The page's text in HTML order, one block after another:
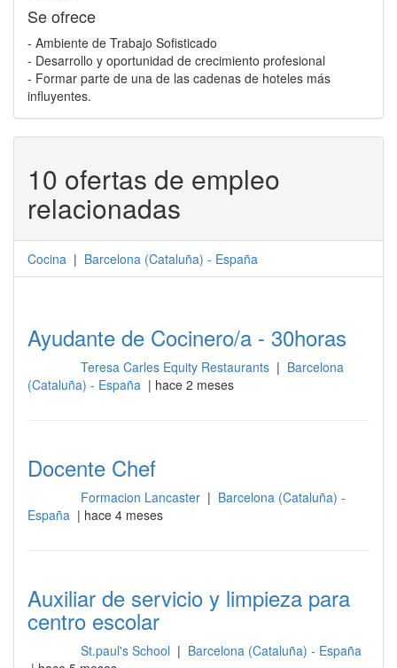
Se ofrece
- Ambiente de Trabajo Sofisticado
- Desarrollo y oportunidad de crecimiento profesional
- Formar parte de una de las cadenas de hoteles más
influyentes.
10 ofertas de empleo
relacionadas
Cocina | Barcelona (Cataluña) - España
Ayudante de Cocinero/a - 30horas
Teresa Carles Equity Restaurants | Barcelona
(Cataluña) - España | hace 2 meses
Docente Chef
Formacion Lancaster | Barcelona (Cataluña) -
España | hace 4 meses
Auxiliar de servicio y limpieza para
centro escolar
St.paul's School | Barcelona (Cataluña) - España